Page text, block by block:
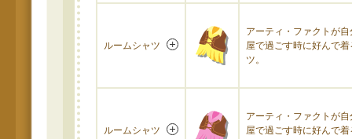
ルームシャツ
アーティ・ファクトが自
屋で過ごす時に好んで着
ツ。
ルームシャツ
アーティ・ファクトが自
屋で過ごす時に好んで着